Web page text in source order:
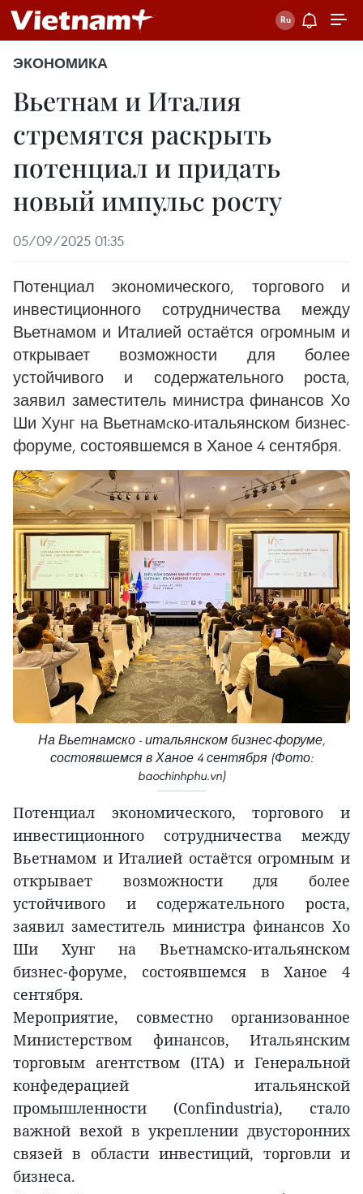
ЭКОНОМИКА
Вьетнам и Италия
стремятся раскрыть
потенциал и придать
новый импульс росту
05/09/2025 01:35
Потенциал экономического, торгового и
инвестиционного сотрудничества между
Вьетнамом и Италией остаётся огромным и
открывает возможности для более
устойчивого и содержательного роста,
заявил заместитель министра финансов Хо
Ши Хунг на Вьетнамcко-итальянском бизнес-
форуме, состоявшемся в Ханое 4 сентября.
На Вьетнамско - итальянском бизнес-форуме,
состоявшемся в Ханое 4 сентября (Фото:
baochinhphu.vn)
Потенциал экономического, торгового и
инвестиционного сотрудничества между
Вьетнамом и Италией остаётся огромным и
открывает возможности для более
устойчивого и содержательного роста,
заявил заместитель министра финансов Хо
Ши Хунг на Вьетнамcко-итальянском
бизнес-форуме, состоявшемся в Ханое 4
сентября.
Мероприятие, совместно организованное
Министерством финансов, Итальянским
торговым агентством (ITA) и Генеральной
конфедерацией итальянской
промышленности (Confindustria), стало
важной вехой в укреплении двусторонних
связей в области инвестиций, торговли и
бизнеса.